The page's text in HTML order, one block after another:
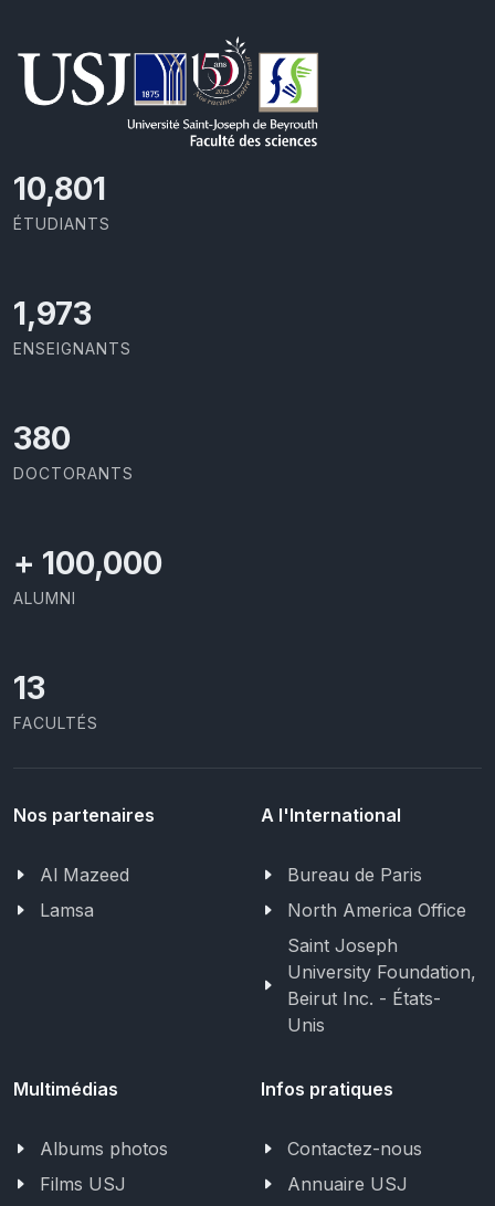
11,727
ÉTUDIANTS
2,142
ENSEIGNANTS
414
DOCTORANTS
+ 100,000
ALUMNI
13
FACULTÉS
Nos partenaires
Al Mazeed
Lamsa
A l'International
Bureau de Paris
North America Office
Saint Joseph
University Foundation,
Beirut Inc. - États-
Unis
Multimédias
Albums photos
Films USJ
Infos pratiques
Contactez-nous
Annuaire USJ